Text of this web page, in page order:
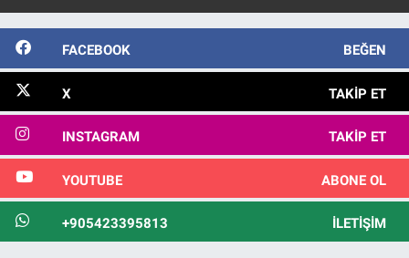
FACEBOOK BEĞEN
X TAKIP ET
INSTAGRAM TAKIP ET
YOUTUBE ABONE OL
+905423395813 İLETIŞIM